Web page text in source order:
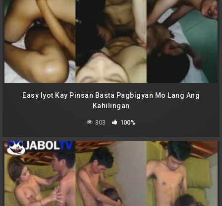
Easy Iyot Kay Pinsan Basta Pagbigyan Mo Lang Ang
Kahilingan
303 100%